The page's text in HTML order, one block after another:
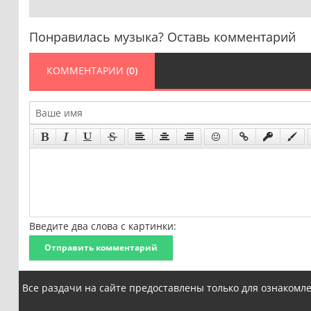
Понравилась музыка? Оставь комментарий
КОММЕНТАРИИ (0)
Введите два слова с картинки:
Отправить комментарий
Все раздачи на сайте предоставлены только для